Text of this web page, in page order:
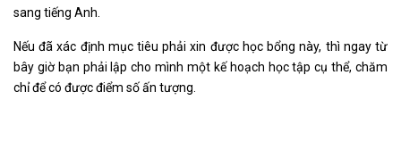
sang tiếng Anh.
Nếu đã xác định mục tiêu phải xin được học bổng này, thì ngay từ
bây giờ bạn phải lập cho mình một kế hoạch học tập cụ thể, chăm
chỉ để có được điểm số ấn tượng.